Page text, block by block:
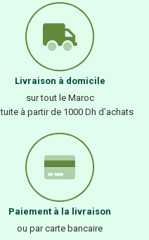
Livraison à domicile
sur tout le Maroc
à partir de 1000 Dh d’achats
Paiement à la livraison
ou par carte bancaire